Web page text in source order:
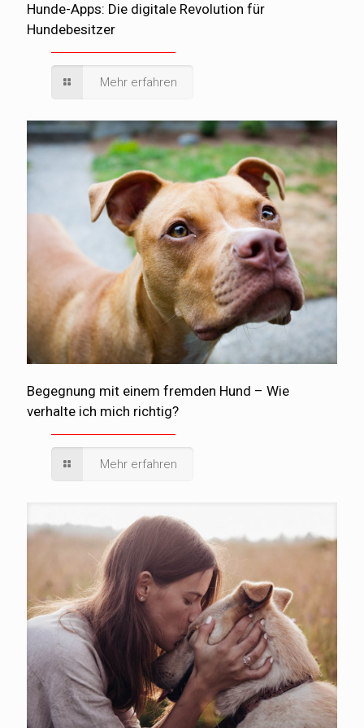
Hunde-Apps: Die digitale Revolution für
Hundebesitzer
Mehr erfahren
Begegnung mit einem fremden Hund – Wie
verhalte ich mich richtig?
Mehr erfahren